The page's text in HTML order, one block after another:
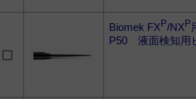
Biomek FX P/NX P
P50 液面検知用